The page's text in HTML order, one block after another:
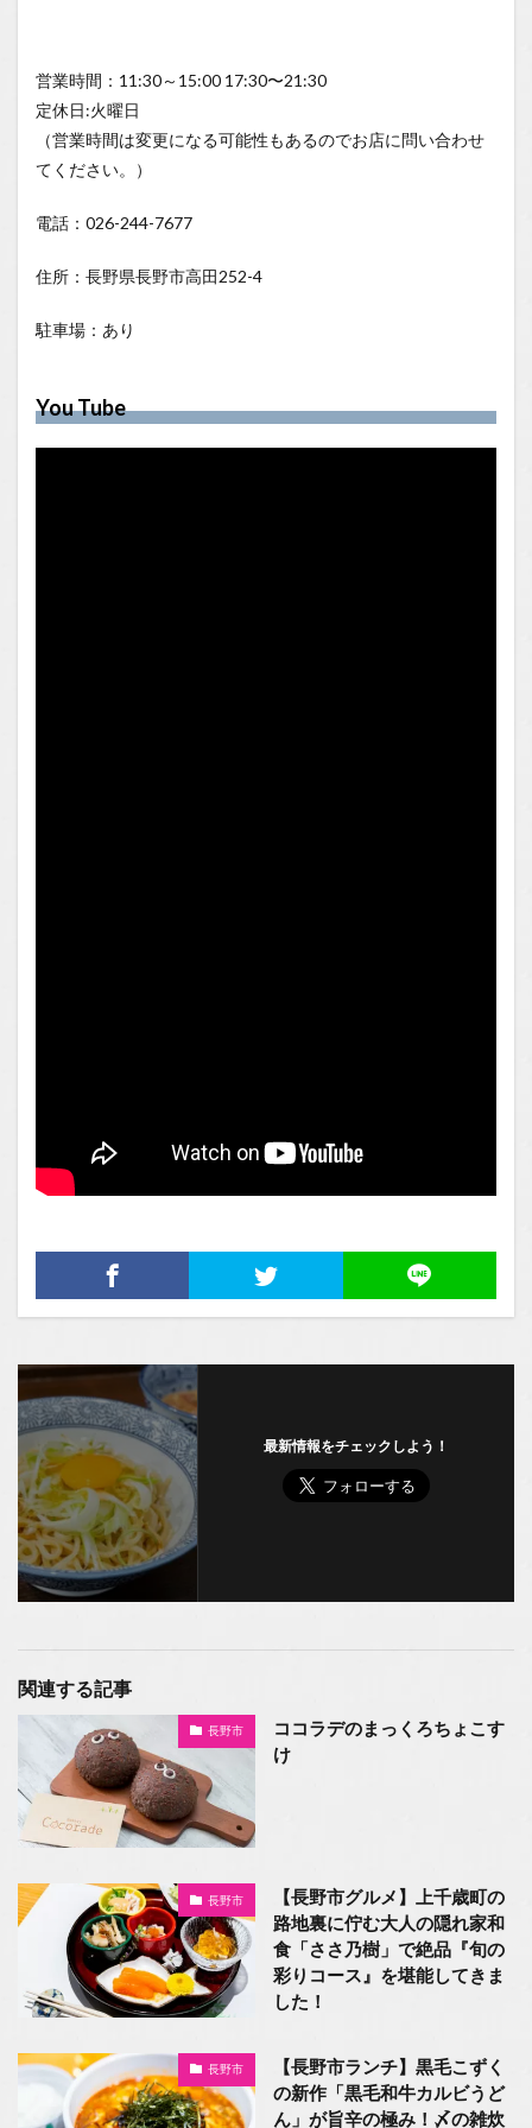
営業時間：11:30～15:00 17:30〜21:30
定休日:火曜日
（営業時間は変更になる可能性もあるのでお店に問い合わせ
てください。）
電話：026-244-7677
住所：長野県長野市高田252-4
駐車場：あり
You Tube
最新情報をチェックしよう！
関連する記事
長野市
ココラデのまっくろちょこす
け
長野市
【長野市グルメ】上千歳町の
路地裏に佇む大人の隠れ家和
食「ささ乃樹」で絶品『旬の
彩りコース』を堪能してきま
した！
長野市
【長野市ランチ】黒毛こずく
の新作「黒毛和牛カルビうど
ん」が旨辛の極み！〆の雑炊